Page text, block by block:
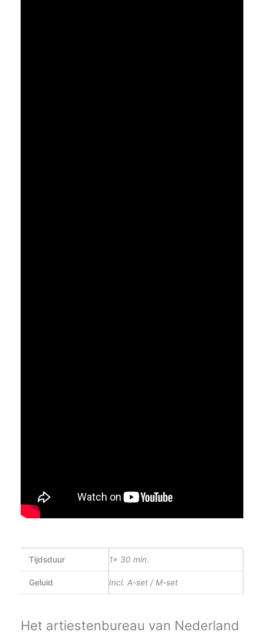
Tijdsduur 1x 30 min.
Geluid Incl. A-set / M-set
Het artiestenbureau van Nederland